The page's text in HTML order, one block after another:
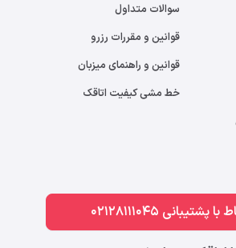
سوالات متداول
قوانین و مقررات رزرو
قوانین و راهنمای میزبان
خط مشی کیفیت اتاقک
با پشتیبانی 02128111045